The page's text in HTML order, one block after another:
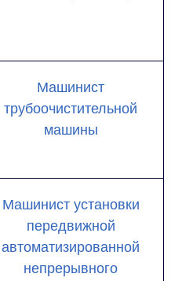
Машинист
трубоочистительной
машины
Машинист установки
передвижной
автоматизированной
непрерывного